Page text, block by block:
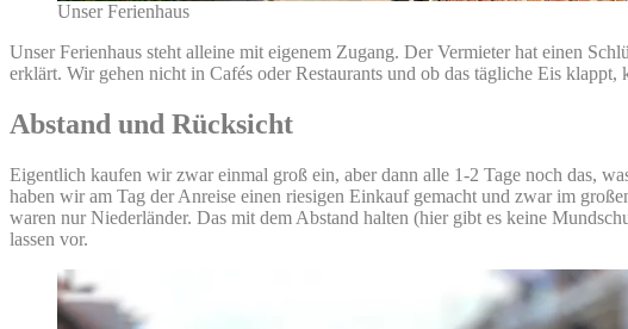
Unser Ferienhaus
Unser Ferienhaus steht alleine mit eigenem Zugang. Der Vermieter hat einen
erklärt. Wir gehen nicht in Cafés oder Restaurants und ob das tägliche Eis klappt,
Abstand und Rücksicht
Eigentlich kaufen wir zwar einmal groß ein, aber dann alle 1-2 Tage noch das,
haben wir am Tag der Anreise einen riesigen Einkauf gemacht und zwar im
waren nur Niederländer. Das mit dem Abstand halten (hier gibt es keine
lassen vor.